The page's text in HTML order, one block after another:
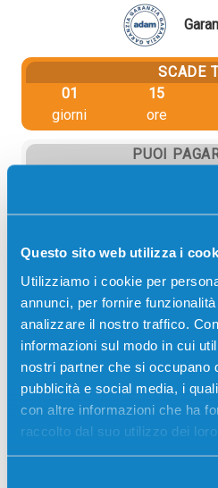
Questo sito web utilizza i
Utilizziamo i cookie per
annunci, per fornire
analizzare il nostro traffico.
informazioni sul modo in cui
nostri partner che si occupano
pubblicità e social media, i
con altre informazioni che ha
raccolto dal suo utilizzo dei loro
SCADE
01
giorni
15
ore
PUOI
Carta di credito
Bonifico bancario
Descrizione
Tanica di manutenzione
NERO per Stampanti: Xerox